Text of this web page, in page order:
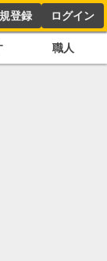
登録 ログイン
職人